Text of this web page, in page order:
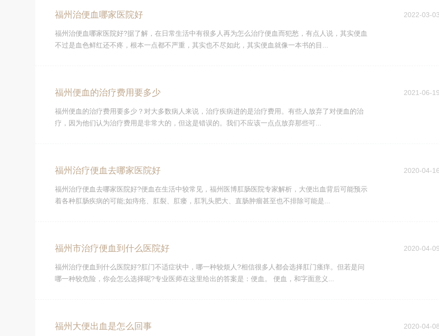
福州治便血哪家医院好 2022-03-
福州治便血哪家医院好?据了解，在日常生活中有很多人再为怎么治疗便血而犯愁，有点人说，其实便血
不过是血色鲜红还不疼，根本一点都不严重，其实也不尽如此，其实便血就像一本书的目...
福州便血的治疗费用要多少 2021-06-
福州便血的治疗费用要多少？对大多数病人来说，治疗疾病进的是治疗费用。有些人放弃了对便血的治
疗，因为他们认为治疗费用是非常大的，但这是错误的。我们不应该一点点放弃那些可...
福州治疗便血去哪家医院好 2020-04-
福州治疗便血去哪家医院好?便血在生活中较常见，福州医博肛肠医院专家解析，大便出血背后可能预示
着各种肛肠疾病的可能;如痔疮、肛裂、肛瘘，肛乳头肥大、直肠肿瘤甚至也不排除可能是...
福州市治疗便血到什么医院好 2020-04-
福州治疗便血到什么医院好?肛门不适症状中，哪一种较烦人?相信很多人都会选择肛门瘙痒。但若是问
哪一种较危险，你会怎么选择呢?专业医师在这里给出的答案是：便血。 便血，和字面意义...
福州大便出血是怎么回事 2020-04-